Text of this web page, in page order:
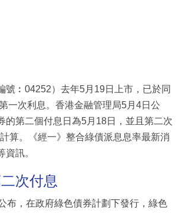
號︰04252）去年5月19日上市，已於同
一次利息。香港金融管理局5月4日公
的第二個付息日為5月18日，並且第二次
算。《經一》整合綠債派息息率最新消
資訊。
次付息
布，在政府綠色債券計劃下發行，綠色